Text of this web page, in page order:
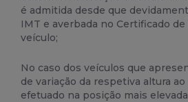
é admitida desde que
IMT e averbada no Certificado
veículo;
No caso dos veículos que
de variação da respetiva altura
efetuado na posição mais